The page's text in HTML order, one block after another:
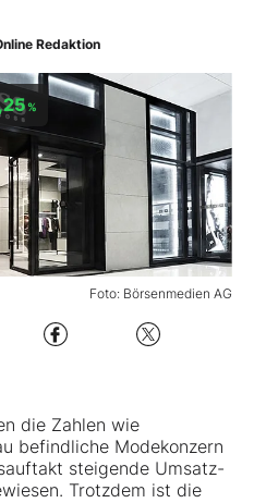
Redaktion
Foto: Börsenmedien AG
%
die Zahlen wie
befindliche Modekonzern
steigende Umsatz-
Trotzdem ist die